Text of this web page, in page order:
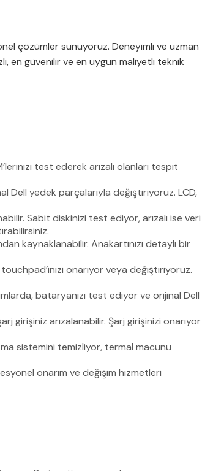
çözümler sunuyoruz. Deneyimli ve uzman
en güvenilir ve en uygun maliyetli teknik
test ederek arızalı olanları tespit
Dell yedek parçalarıyla değiştiriyoruz. LCD,
Sabit diskinizi test ediyor, arızalı ise veri
kaynaklanabilir. Anakartınızı detaylı bir
touchpad’inizi onarıyor veya değiştiriyoruz.
bataryanızı test ediyor ve orijinal Dell
girişiniz arızalanabilir. Şarj girişinizi onarıyor
sistemini temizliyor, termal macunu
onarım ve değişim hizmetleri